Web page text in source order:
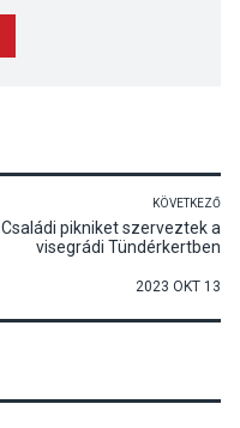
KÖVETKEZŐ
Családi pikniket szerveztek a
visegrádi Tündérkertben
2023 OKT 13